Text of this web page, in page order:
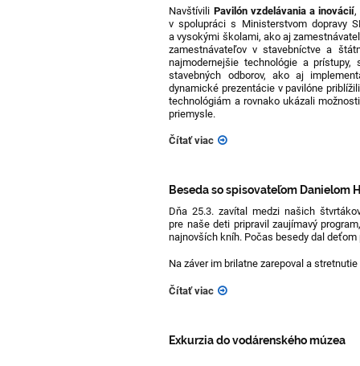
Navštívili Pavilón vzdelávania a inovácií,
v spolupráci s Ministerstvom dopravy
a vysokými školami, ako aj
zamestnávateľov v stavebníctve a
najmodernejšie technológie a
stavebných odborov, ako aj
dynamické prezentácie v pavilóne
technológiám a rovnako ukázali
priemysle.
Čítať viac
Beseda so spisovateľom Danielom
Dňa 25.3. zavítal medzi našich
pre naše deti pripravil zaujímavý
najnovších kníh. Počas besedy dal
Na záverim brilatne zarepoval a
Čítať viac
Exkurzia do vodárenského múzea